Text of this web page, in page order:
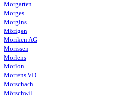
Morgarten
Morges
Morgins
Mörigen
Möriken AG
Morissen
Morlens
Morlon
Morrens VD
Morschach
Mörschwil